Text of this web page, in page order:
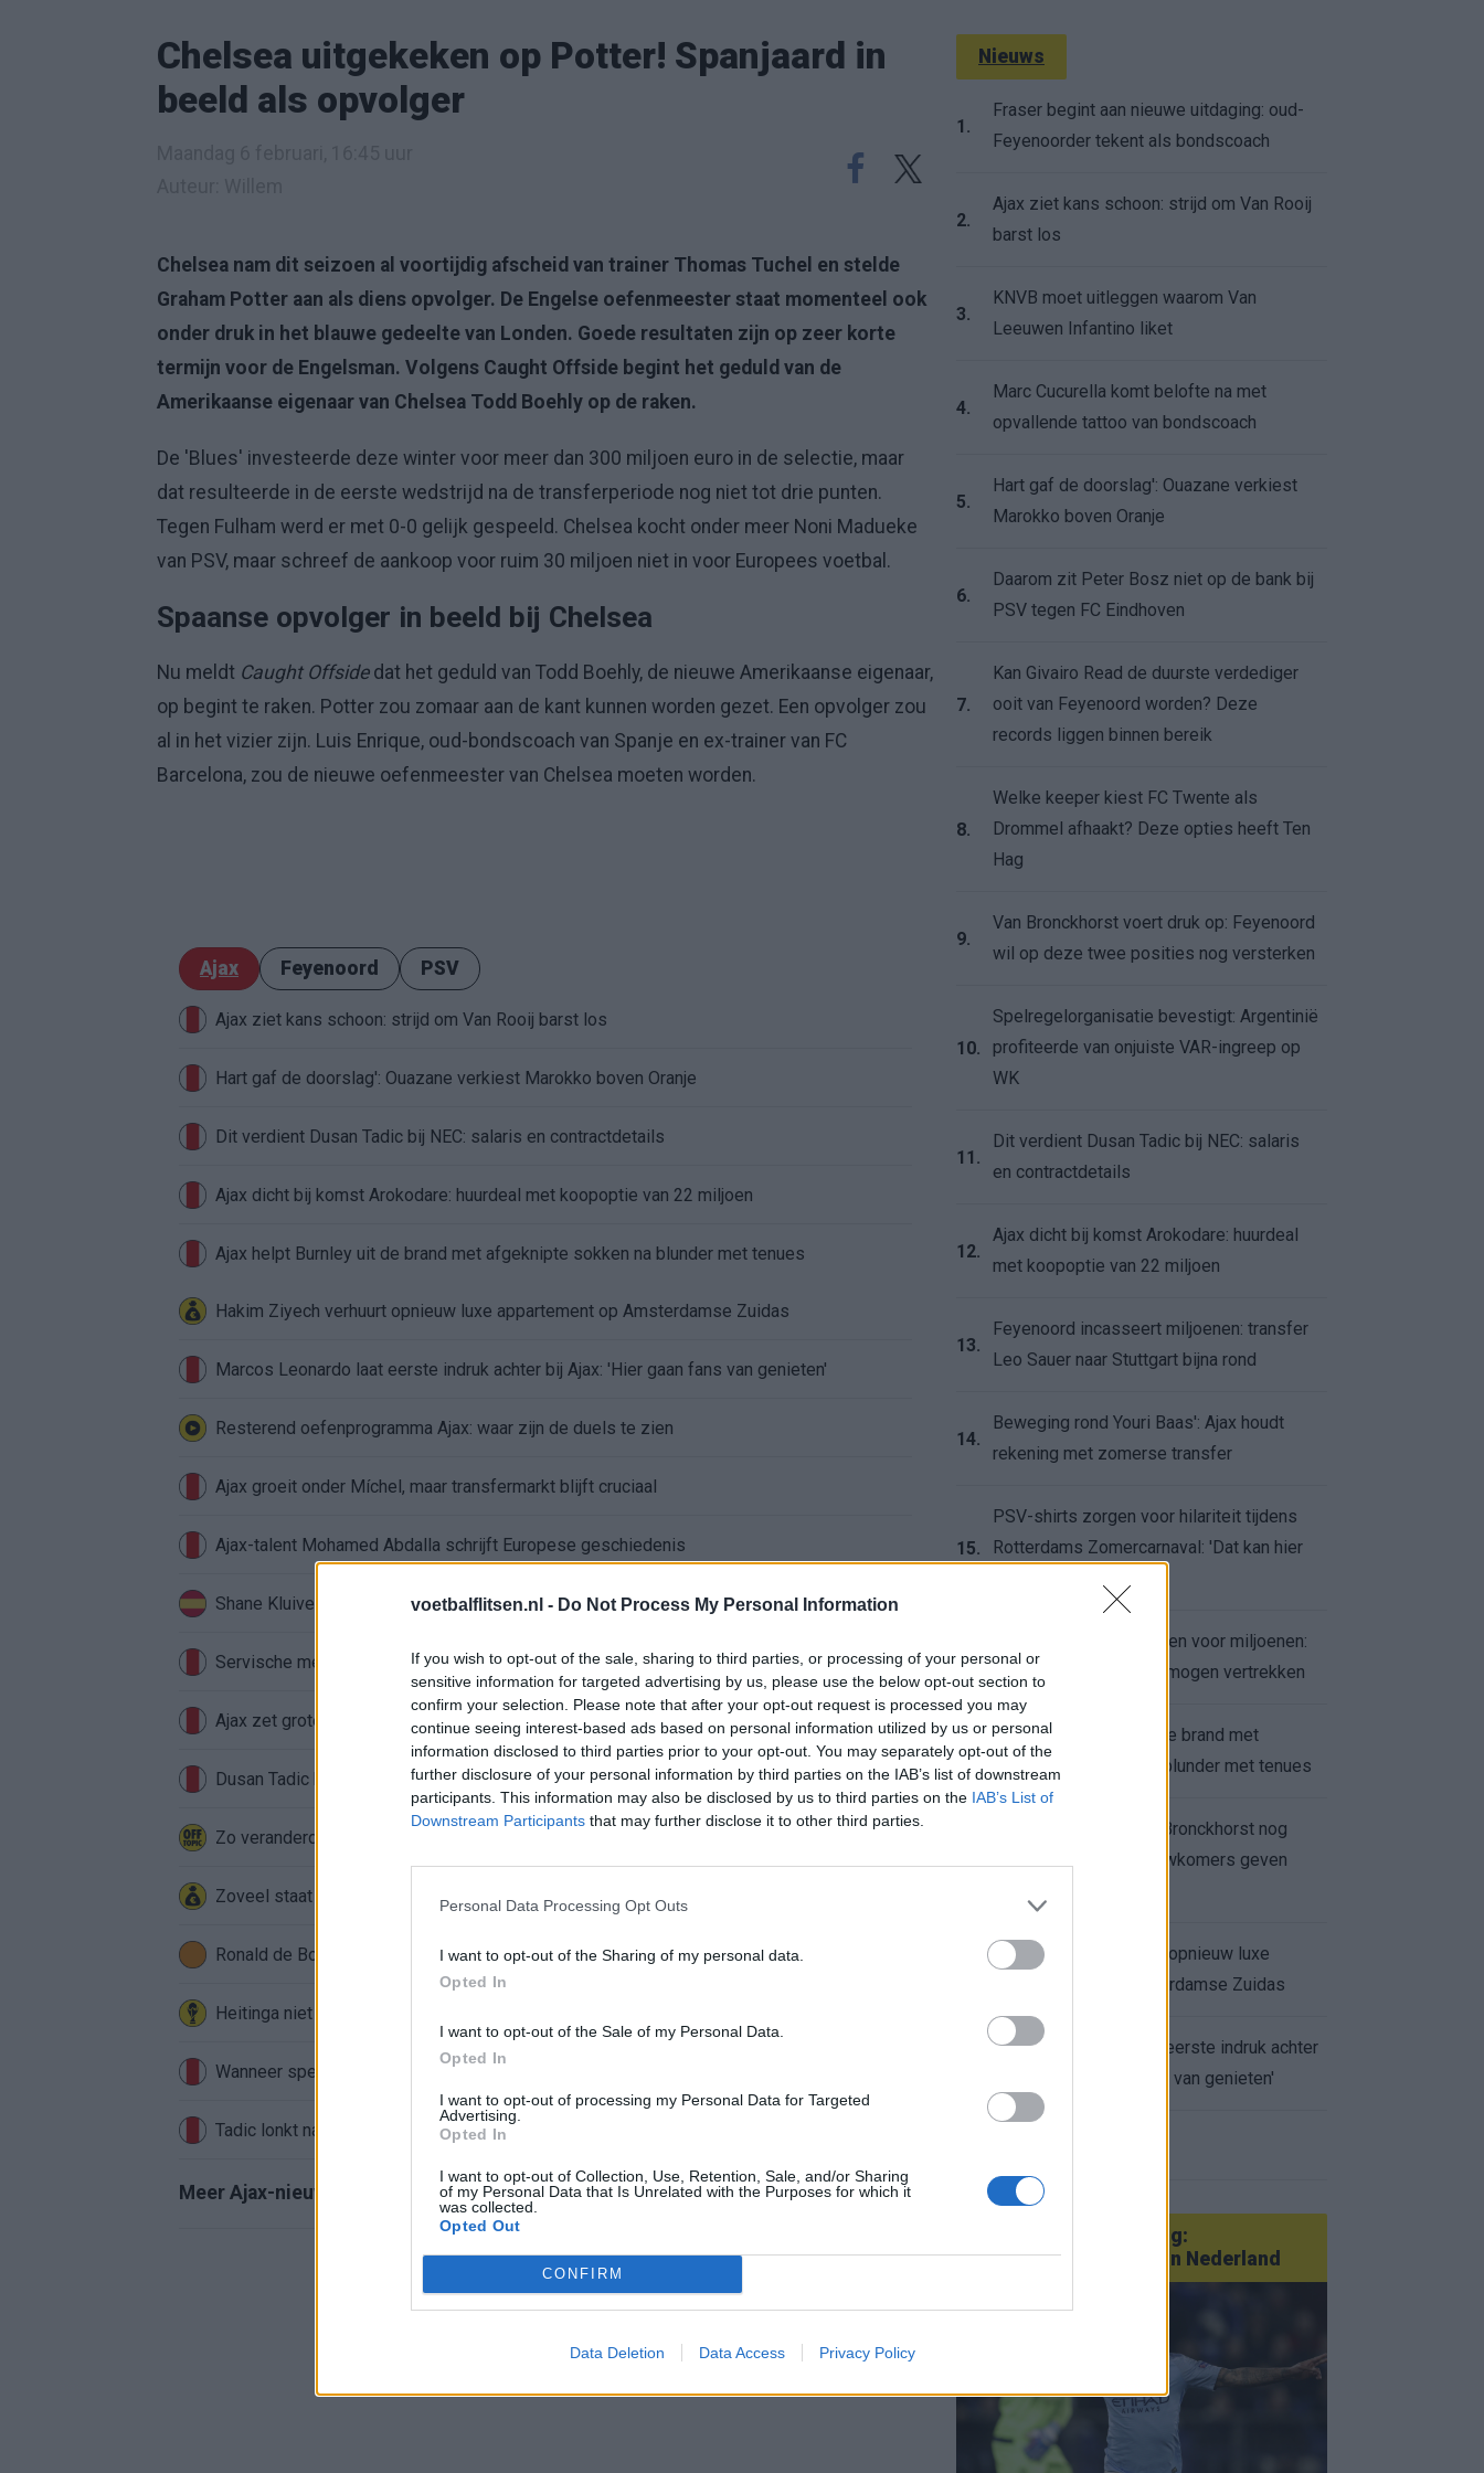
voetbalflitsen.nl - Do Not Process My Personal Information
If you wish to opt-out of the sale, sharing to third parties, or processing of your personal or
sensitive information for targeted advertising by us, please use the below opt-out section to
confirm your selection. Please note that after your opt-out request is processed you may
continue seeing interest-based ads based on personal information utilized by us or personal
information disclosed to third parties prior to your opt-out. You may separately opt-out of the
further disclosure of your personal information by third parties on the IAB’s list of downstream
participants. This information may also be disclosed by us to third parties on the IAB’s List of
Downstream Participants that may further disclose it to other third parties.
Personal Data Processing Opt Outs
I want to opt-out of the Sharing of my personal data.
Opted In
I want to opt-out of the Sale of my Personal Data.
Opted In
I want to opt-out of processing my Personal Data for Targeted
Advertising.
Opted In
I want to opt-out of Collection, Use, Retention, Sale, and/or Sharing
of my Personal Data that Is Unrelated with the Purposes for which it
was collected.
Opted Out
CONFIRM
Data Deletion Data Access Privacy Policy
Chelsea uitgekeken op Potter! Spanjaard in
beeld als opvolger
Chelsea nam dit seizoen al voortijdig afscheid van trainer Thomas Tuchel en stelde
Graham Potter aan als diens opvolger. De Engelse oefenmeester staat momenteel ook
onder druk in het blauwe gedeelte van Londen. Goede resultaten zijn op zeer korte
termijn voor de Engelsman. Volgens Caught Offside begint het geduld van de
Amerikaanse eigenaar van Chelsea Todd Boehly op de raken.
De 'Blues' investeerde deze winter voor meer dan 300 miljoen euro in de selectie, maar
dat resulteerde in de eerste wedstrijd na de transferperiode nog niet tot drie punten.
Tegen Fulham werd er met 0-0 gelijk gespeeld. Chelsea kocht onder meer Noni Madueke
van PSV, maar schreef de aankoop voor ruim 30 miljoen niet in voor Europees voetbal.
Spaanse opvolger in beeld bij Chelsea
Nu meldt Caught Offsidedat het geduld van Todd Boehly, de nieuwe Amerikaanse eigenaar,
op begint te raken. Potter zou zomaar aan de kant kunnen worden gezet. Een opvolger zou
al in het vizier zijn. Luis Enrique, oud-bondscoach van Spanje en ex-trainer van FC
Barcelona, zou de nieuwe oefenmeester van Chelsea moeten worden.
Ajax Feyenoord PSV
Ajax ziet kans schoon: strijd om Van Rooij barst los
Hart gaf de doorslag': Ouazane verkiest Marokko boven Oranje
Dit verdient Dusan Tadic bij NEC: salaris en contractdetails
Ajax dicht bij komst Arokodare: huurdeal met koopoptie van 22 miljoen
Ajax helpt Burnley uit de brand met afgeknipte sokken na blunder met tenues
Hakim Ziyech verhuurt opnieuw luxe appartement op Amsterdamse Zuidas
Marcos Leonardo laat eerste indruk achter bij Ajax: 'Hier gaan fans van genieten'
Resterend oefenprogramma Ajax: waar zijn de duels te zien
Ajax groeit onder Míchel, maar transfermarkt blijft cruciaal
Ajax-talent Mohamed Abdalla schrijft Europese geschiedenis
Shane Kluivert krijgt kans van Flick en begint in de basis bij FC Barcelona
Servische media vergelijken Ajax-talent Abdellah Ouazane met Lionel Messi
Ajax zet grote stap richting volgende ronde na ruime zege op Vojvodina
Dusan Tadic kijkt met bijzondere gevoelens naar Ajax - Vojvodina
Zo veranderde de relatie tussen Rafael van der Vaart en Sylvie Meis door de jaren heen
Zoveel staat er financieel op het spel voor Ajax en FC Twente in Europa
Ronald de Boer noemt Reiziger als bondscoach: "Kampioen met Jong Ajax"
Heitinga niet langer alleen: Argentijn schrijft geschiedenis met rode kaart in WK-finale
Wanneer speelt Ajax in de Conference League? Dit zijn de belangrijke data
Tadic lonkt naar verrassende Eredivisie-terugkeer: NEC onderzoekt komst van Ajax-icoon
Meer Ajax-nieuws
Nieuws
1.
Fraser begint aan nieuwe uitdaging: oud-
Feyenoorder tekent als bondscoach
2.
Ajax ziet kans schoon: strijd om Van Rooij
barst los
3.
KNVB moet uitleggen waarom Van
Leeuwen Infantino liket
4.
Marc Cucurella komt belofte na met
opvallende tattoo van bondscoach
5.
Hart gaf de doorslag': Ouazane verkiest
Marokko boven Oranje
6.
Daarom zit Peter Bosz niet op de bank bij
PSV tegen FC Eindhoven
7.
Kan Givairo Read de duurste verdediger
ooit van Feyenoord worden? Deze
records liggen binnen bereik
8.
Welke keeper kiest FC Twente als
Drommel afhaakt? Deze opties heeft Ten
Hag
9.
Van Bronckhorst voert druk op: Feyenoord
wil op deze twee posities nog versterken
10.
Spelregelorganisatie bevestigt: Argentinië
profiteerde van onjuiste VAR-ingreep op
WK
11.
Dit verdient Dusan Tadic bij NEC: salaris
en contractdetails
12.
Ajax dicht bij komst Arokodare: huurdeal
met koopoptie van 22 miljoen
13.
Feyenoord incasseert miljoenen: transfer
Leo Sauer naar Stuttgart bijna rond
14.
Beweging rond Youri Baas': Ajax houdt
rekening met zomerse transfer
15.
PSV-shirts zorgen voor hilariteit tijdens
Rotterdams Zomercarnaval: 'Dat kan hier
16.
Feyenoord zet deur open voor miljoenen:
Ueda en Hadj Moussa mogen vertrekken
17.
Ajax helpt Burnley uit de brand met
afgeknipte sokken na blunder met tenues
Feyenoord onder Van Bronckhorst nog
altijd ongeslagen: nieuwkomers geven
Hakim Ziyech verhuurt opnieuw luxe
appartement op Amsterdamse Zuidas
Marcos Leonardo laat eerste indruk achter
bij Ajax: 'Hier gaan fans van genieten'
Van Götze tot Sterling:
statementtransfers in Nederland